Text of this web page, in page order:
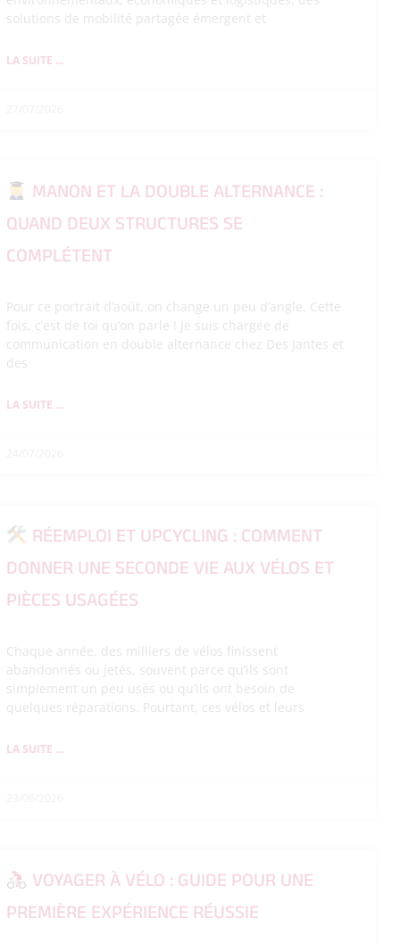
solutions de mobilité partagée émergent et
LA SUITE ...
MANON ET LA DOUBLE ALTERNANCE :
QUAND DEUX STRUCTURES SE
COMPLÉTENT
Pour ce portrait d’août, on change un peu d’angle. Cette
fois, c’est de toi qu’on parle ! Je suis chargée de
communication en double alternance chez Des Jantes et
des
LA SUITE ...
RÉEMPLOI ET UPCYCLING : COMMENT
DONNER UNE SECONDE VIE AUX VÉLOS ET
PIÈCES USAGÉES
Chaque année, des milliers de vélos finissent
abandonnés ou jetés, souvent parce qu’ils sont
simplement un peu usés ou qu’ils ont besoin de
quelques réparations. Pourtant, ces vélos et leurs
LA SUITE ...
VOYAGER À VÉLO : GUIDE POUR UNE
PREMIÈRE EXPÉRIENCE RÉUSSIE